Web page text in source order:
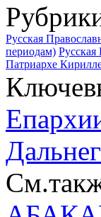
Русская
периодам)
Патриархе